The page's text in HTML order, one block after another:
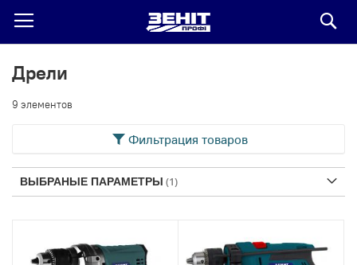
Дрели
9 элементов
Фильтрация товаров
ВЫБРАНЫЕ ПАРАМЕТРЫ